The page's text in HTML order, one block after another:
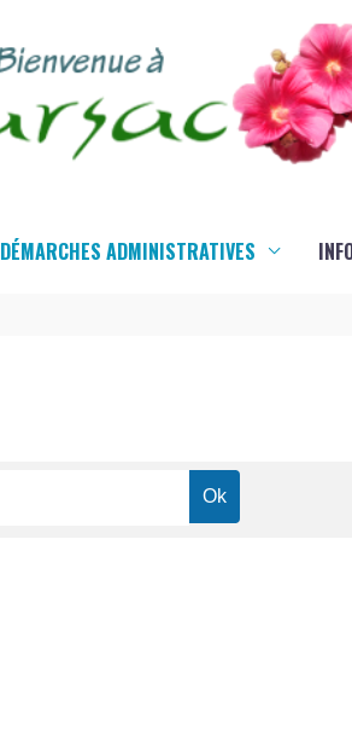
DÉMARCHES ADMINISTRATIVES